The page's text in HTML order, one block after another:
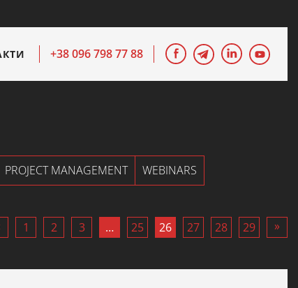
+38 096 798 77 88
PROJECT MANAGEMENT WEBINARS
1 2 3 … 25 26 27 28 29 »